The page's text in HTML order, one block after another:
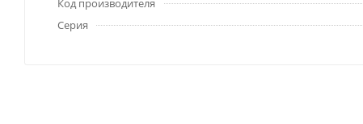
Код производителя
Серия